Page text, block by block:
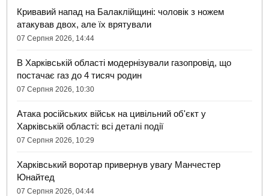
Кривавий напад на Балаклійщині: чоловік з ножем
атакував двох, але їх врятували
07 Серпня 2026, 14:44
В Харківській області модернізували газопровід, що
постачає газ до 4 тисяч родин
07 Серпня 2026, 10:30
Атака російських військ на цивільний об'єкт у
Харківській області: всі деталі події
07 Серпня 2026, 10:29
Харківський воротар привернув увагу Манчестер
Юнайтед
07 Серпня 2026, 04:44